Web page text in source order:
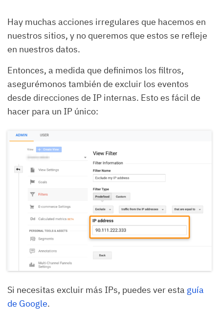
Hay muchas acciones irregulares que hacemos en
nuestros sitios, y no queremos que estos se refleje
en nuestros datos.
Entonces, a medida que definimos los filtros,
asegurémonos también de excluir los eventos
desde direcciones de IP internas. Esto es fácil de
hacer para un IP único:
Si necesitas excluir más IPs, puedes ver esta guía
de Google.